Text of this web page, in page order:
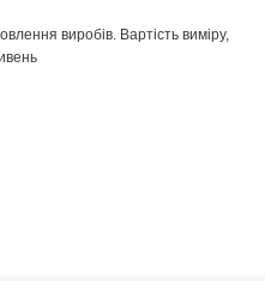
виробів. Вартість виміру,